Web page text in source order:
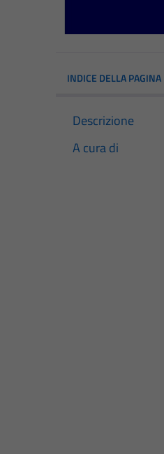
INDICE DELLA PAGINA
Descrizione
A cura di